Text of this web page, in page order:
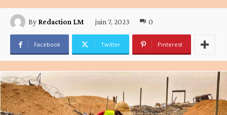
By Redaction LM juin 7, 2023 0
Facebook Twitter Pinterest